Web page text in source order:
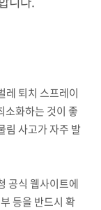
레 퇴치 스프레이
소화하는 것이 좋
림 사고가 자주 발
공식 웹사이트에
등을 반드시 확